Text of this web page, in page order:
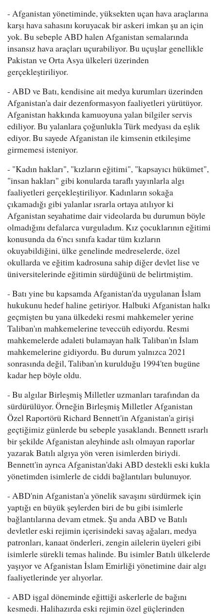
- Afganistan yönetiminde, yüksekten uçan hava araçlarına
karşı hava sahasını koruyacak bir askeri imkan şu an için
yok. Bu sebeple ABD halen Afganistan semalarında
insansız hava araçları uçurabiliyor. Bu uçuşlar genellikle
Pakistan ve Orta Asya ülkeleri üzerinden
gerçekleştiriliyor.
- ABD ve Batı, kendisine ait medya kurumları üzerinden
Afganistan'a dair dezenformasyon faaliyetleri yürütüyor.
Afganistan hakkında kamuoyuna yalan bilgiler servis
ediliyor. Bu yalanlara çoğunlukla Türk medyası da eşlik
ediyor. Bu sayede Afganistan ile kimsenin etkileşime
girmemesi isteniyor.
- "Kadın hakları", "kızların eğitimi", "kapsayıcı hükümet",
"insan hakları" gibi konularda taraflı yayınlarla algı
faaliyetleri gerçekleştiriliyor. Kadınların sokağa
çıkamadığı gibi yalanlar ısrarla ortaya atılıyor ki
Afganistan seyahatime dair videolarda bu durumun böyle
olmadığını defalarca vurguladım. Kız çocuklarının eğitimi
konusunda da 6'ncı sınıfa kadar tüm kızların
okuyabildiğini, ülke genelinde medreselerde, özel
okullarda ve eğitim kadrosuna sahip diğer devlet lise ve
üniversitelerinde eğitimin sürdüğünü de belirtmiştim.
- Batı yine bu kapsamda Afganistan'da uygulanan İslam
hukukunu hedef haline getiriyor. Halbuki Afganistan halkı
geçmişten bu yana ülkedeki resmi mahkemeler yerine
Taliban'ın mahkemelerine teveccüh ediyordu. Resmi
mahkemelerde adaleti bulamayan halk Taliban'ın İslam
mahkemelerine gidiyordu. Bu durum yalnızca 2021
sonrasında değil, Taliban'ın kurulduğu 1994'ten bugüne
kadar hep böyle oldu.
- Bu algılar Birleşmiş Milletler uzmanları tarafından da
sürdürülüyor. Örneğin Birleşmiş Milletler Afganistan
Özel Raportörü Richard Bennett'in Afganistan'a girişi
geçtiğimiz günlerde bu sebeple yasaklandı. Bennett ısrarlı
bir şekilde Afganistan aleyhinde aslı olmayan raporlar
yazarak Batılı algıya yön veren isimlerden biriydi.
Bennett'in ayrıca Afganistan'daki ABD destekli eski kukla
yönetimden isimlerle de ciddi bağlantıları bulunuyor.
- ABD'nin Afganistan'a yönelik savaşını sürdürmek için
yaptığı en büyük şeylerden biri de bu gibi isimlerle
bağlantılarına devam etmek. Şu anda ABD ve Batılı
devletler eski rejimin içerisindeki savaş ağaları, medya
patronları, kanaat önderleri, zengin ailelerin üyeleri gibi
isimlerle sürekli temas halinde. Bu isimler Batılı ülkelerde
yaşıyor ve Afganistan İslam Emirliği yönetimine dair algı
faaliyetlerinde yer alıyorlar.
- ABD işgal döneminde eğittiği askerlerle de bağını
kesmedi. Halihazırda eski rejimin özel güçlerinden